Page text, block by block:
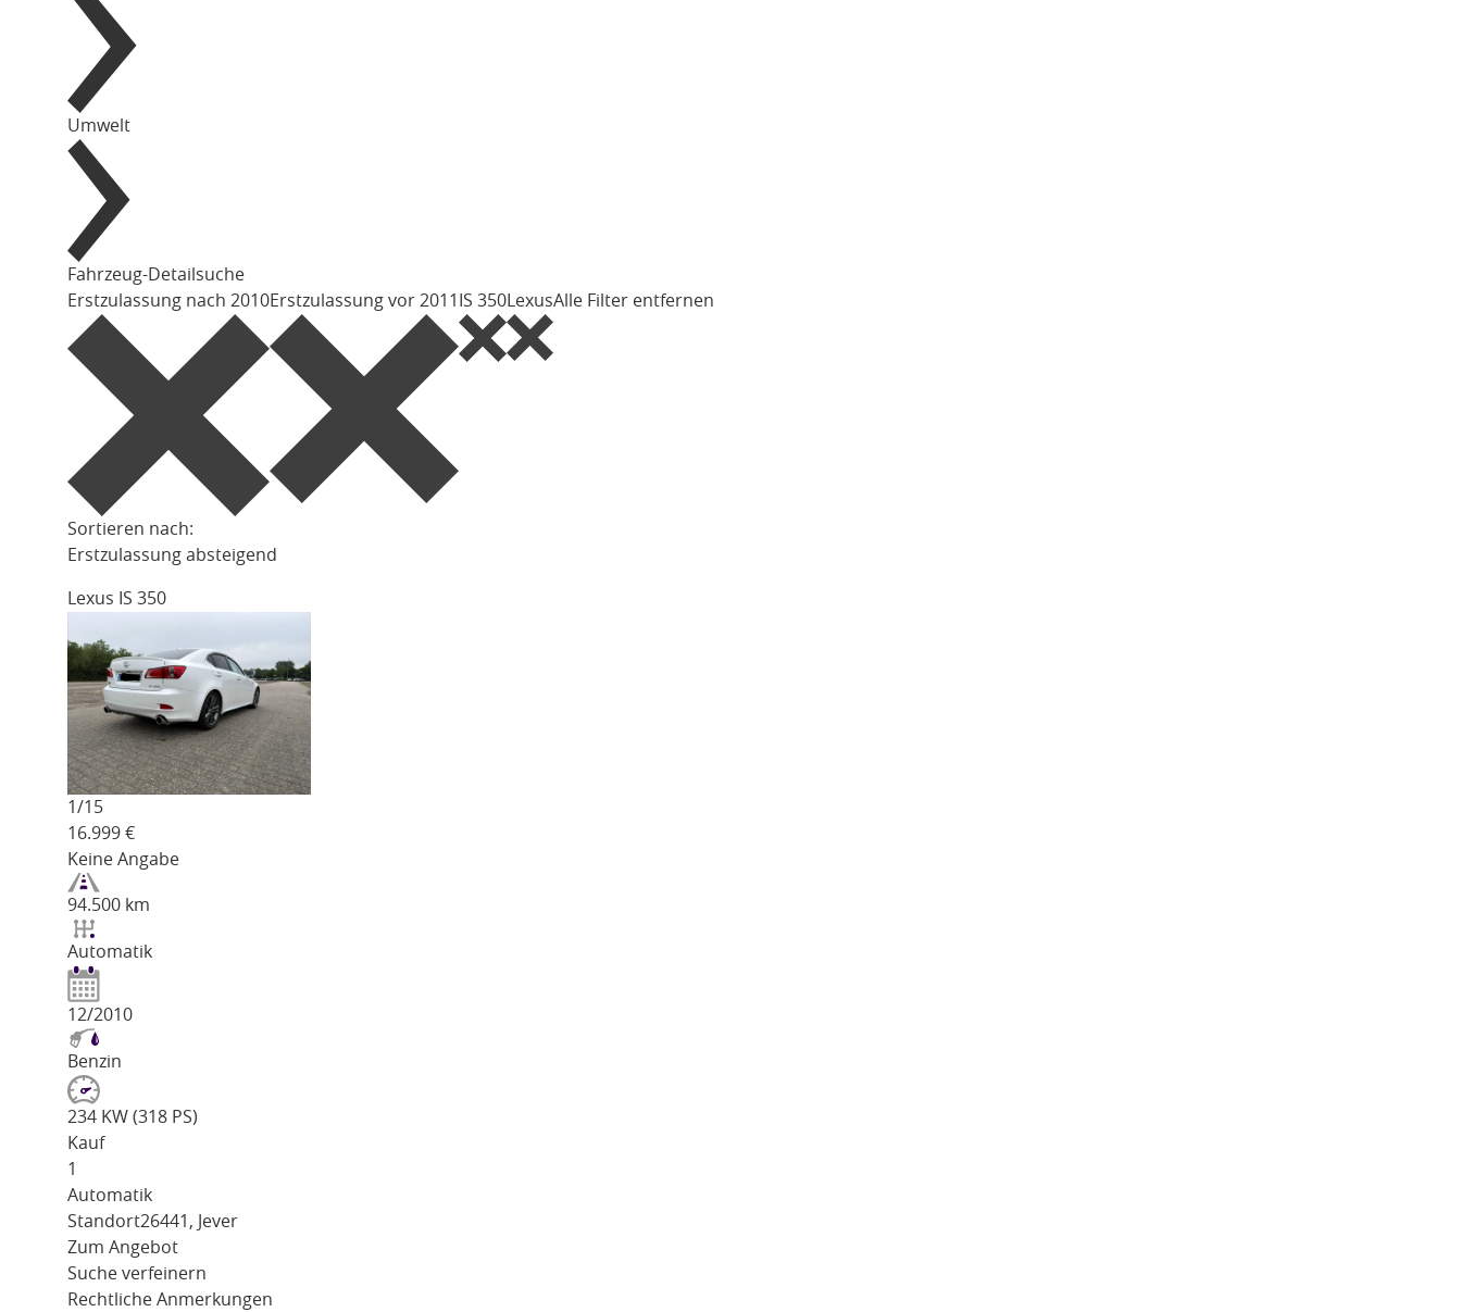
Umwelt
Fahrzeug-Detailsuche
Erstzulassung nach 2010Erstzulassung vor 2011 IS 350LexusAlle Filter entfernen
Sortieren nach:
Erstzulassung absteigend
Lexus IS 350
1/15
16.999 €
Keine Angabe
94.500 km
Automatik
12/2010
Benzin
234 KW (318 PS)
Kauf
1
Automatik
Standort26441, Jever
Zum Angebot
Suche verfeinern
Rechtliche Anmerkungen